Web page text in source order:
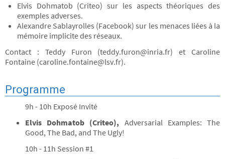
Elvis Dohmatob (Criteo) sur les aspects théoriques des
exemples adverses.
Alexandre Sablayrolles (Facebook) sur les menaces liées à la
mémoire implicite des réseaux.
Contact : Teddy Furon (teddy.furon@inria.fr) et Caroline
Fontaine (caroline.fontaine@lsv.fr).
Programme
9h - 10h Exposé Invité
Elvis Dohmatob (Criteo), Adversarial Examples: The
Good, The Bad, and The Ugly!
10h - 11h Session #1